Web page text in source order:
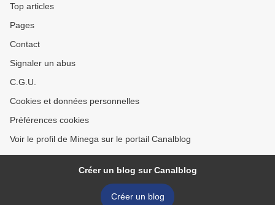
Top articles
Pages
Contact
Signaler un abus
C.G.U.
Cookies et données personnelles
Préférences cookies
Voir le profil de Minega sur le portail Canalblog
Créer un blog sur Canalblog
Créer un blog